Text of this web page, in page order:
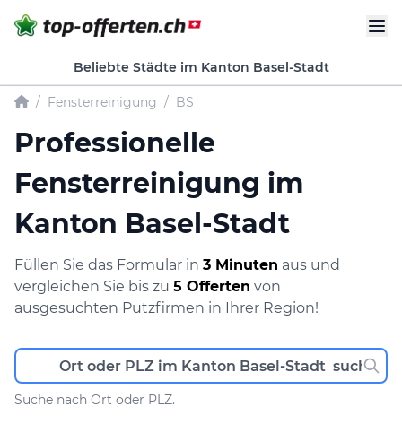
Beliebte Städte im Kanton Basel-Stadt
/ Fensterreinigung / BS
Professionelle
Fensterreinigung im
Kanton Basel-Stadt
Füllen Sie das Formular in 3 Minuten aus und
vergleichen Sie bis zu 5 Offerten von
ausgesuchten Putzfirmen in Ihrer Region!
Suche nach Ort oder PLZ.